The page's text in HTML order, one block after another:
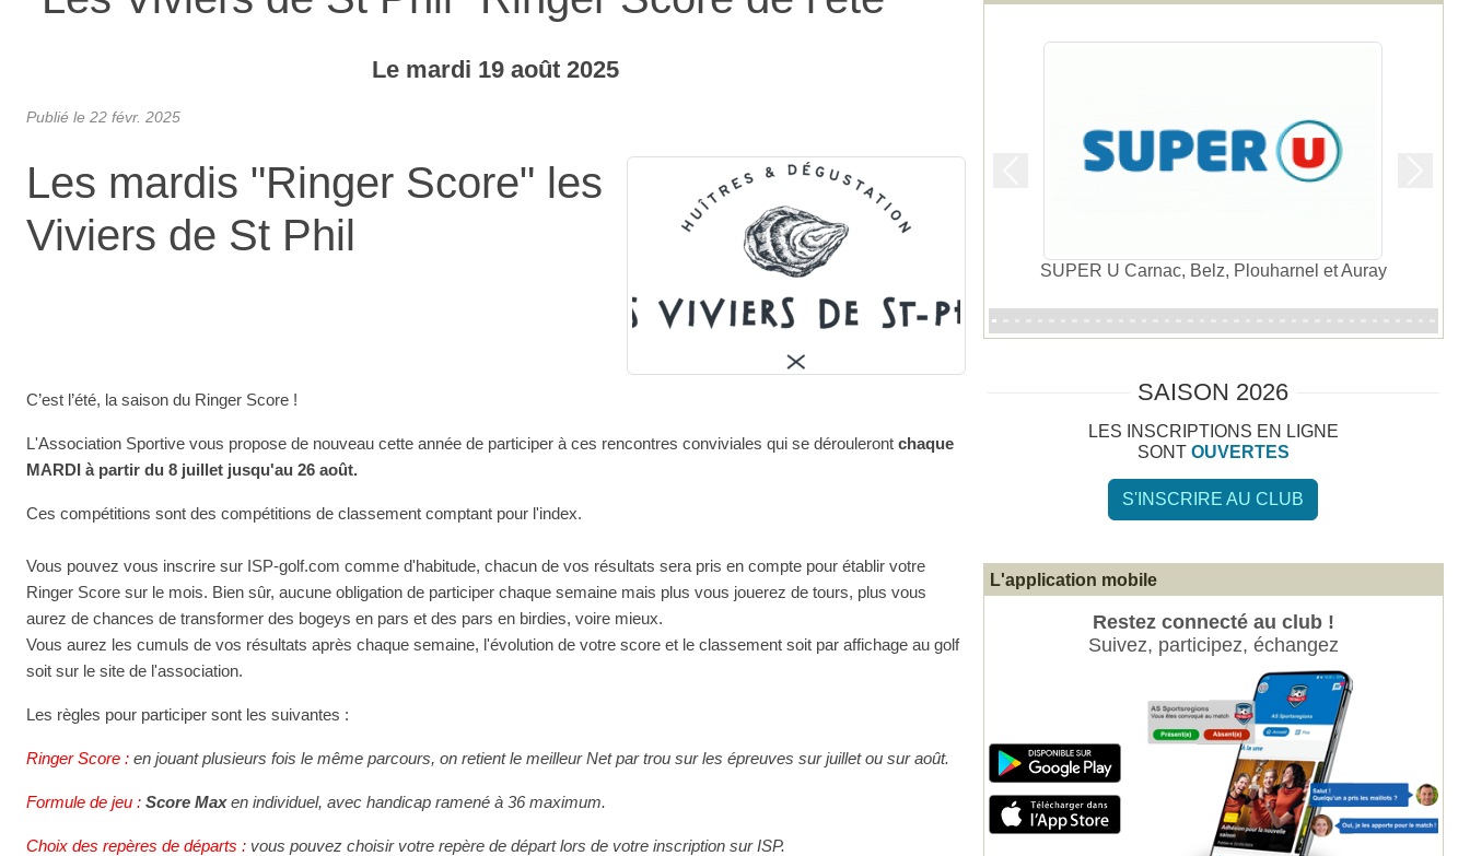
Le mardi 19 août 2025
Publié le 22 févr. 2025
Les mardis "Ringer Score" les
Viviers de St Phil
C’est l’été, la saison du Ringer Score !
L'Association Sportive vous propose de nouveau cette année de participer à ces rencontres conviviales qui se dérouleront chaque
MARDI à partir du 8 ‌juillet jusqu'au 26 août.
Ces compétitions sont des compétitions de classement comptant pour l'index.
Vous pouvez vous inscrire sur ISP-golf.com comme d'habitude, chacun de vos résultats sera pris en compte pour établir votre
Ringer Score sur le mois. Bien sûr, aucune obligation de participer chaque semaine mais plus vous jouerez de tours, plus vous
aurez de chances de transformer des bogeys en pars et des pars en birdies, voire mieux.
Vous aurez les cumuls de vos résultats après chaque semaine, l'évolution de votre score et le classement soit par affichage au golf
soit sur le site de l'association.
Les règles pour participer sont les suivantes :
Ringer Score : en jouant plusieurs fois le même parcours, on retient le meilleur Net par trou sur les épreuves sur juillet ou sur août.
Formule de jeu : Score Maxen individuel, avec handicap ramené à 36 maximum.
Choix des repères de départs : vous pouvez choisir votre repère de départ lors de votre inscription sur ISP.
SUPER U Carnac, Belz, Plouharnel et Auray BMW
SAISON 2026
LES INSCRIPTIONS EN LIGNE
SONT OUVERTES
S'INSCRIRE AU CLUB
L'application mobile
Restez connecté au club !
Suivez, participez, échangez